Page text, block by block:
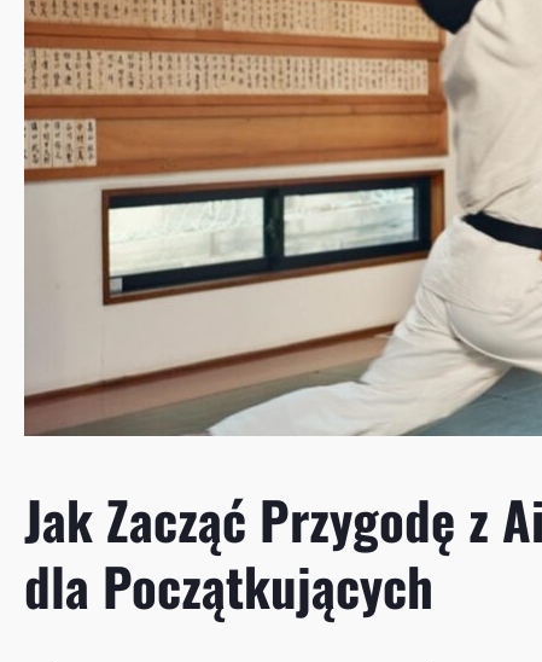
Jak Zacząć Przygodę z
dla Początkujących